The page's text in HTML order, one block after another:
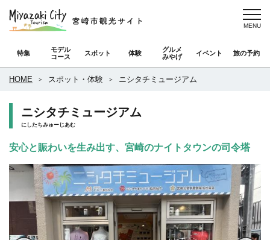
特集
モデル
コース
スポット 体験
グルメ
みやげ
イベント 旅の予約
HOME スポット・体験 ニシタチミュージアム
ニシタチミュージアム
にしたちみゅーじあむ
安心と賑わいを生み出す、宮崎のナイトタウンの司令塔